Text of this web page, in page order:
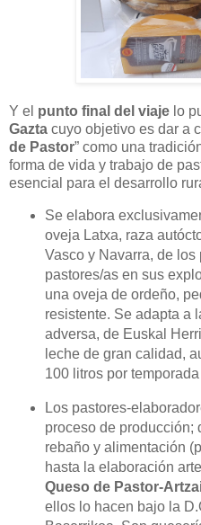
Y el punto final del viaje lo
Gazta cuyo objetivo es dar a
de Pastor” como una
forma de vida y trabajo de
esencial para el desarrollo
Se elabora
oveja Latxa, raza
Vasco y Navarra, de
pastores/as en sus
una oveja de ordeño,
resistente. Se adapta a
adversa, de Euskal
leche de gran calidad,
100 litros por
Los pastores-
proceso de producción;
rebaño y alimentación
hasta la elaboración
Queso de Pastor-
ellos lo hacen bajo la